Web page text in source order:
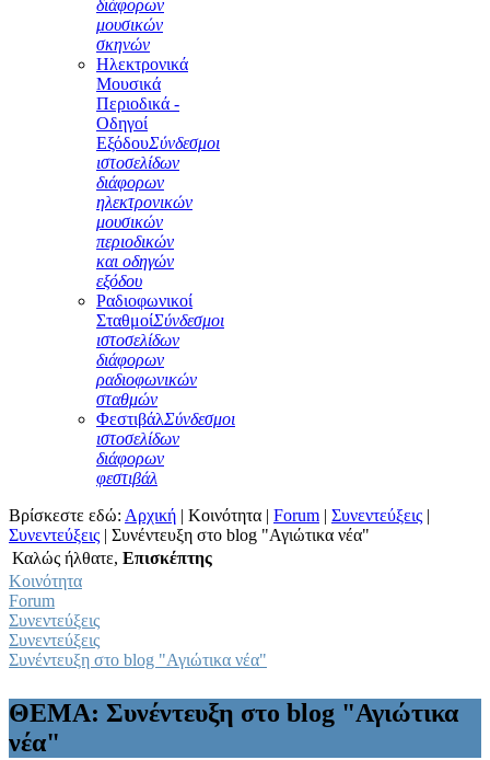
διάφορων
μουσικών
σκηνών
Ηλεκτρονικά
Μουσικά
Περιοδικά -
Οδηγοί
ΕξόδουΣύνδεσμοι
ιστοσελίδων
διάφορων
ηλεκτρονικών
μουσικών
περιοδικών
και οδηγών
εξόδου
Ραδιοφωνικοί
ΣταθμοίΣύνδεσμοι
ιστοσελίδων
διάφορων
ραδιοφωνικών
σταθμών
ΦεστιβάλΣύνδεσμοι
ιστοσελίδων
διάφορων
φεστιβάλ
Βρίσκεστε εδώ: Αρχική | Κοινότητα | Forum | Συνεντεύξεις |
Συνεντεύξεις | Συνέντευξη στο blog "Αγιώτικα νέα"
Καλώς ήλθατε, Επισκέπτης
Κοινότητα
Forum
Συνεντεύξεις
Συνεντεύξεις
Συνέντευξη στο blog "Αγιώτικα νέα"
ΘΕΜΑ: Συνέντευξη στο blog "Αγιώτικα
νέα"